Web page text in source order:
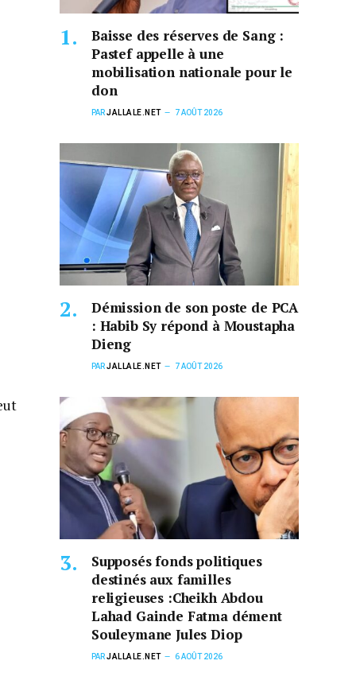
Baisse des réserves de Sang :
Pastef appelle à une
mobilisation nationale pour le
don
PARJALLALE.NET 7 AOÛT 2026
Démission de son poste de PCA
: Habib Sy répond à Moustapha
Dieng
PARJALLALE.NET 7 AOÛT 2026
Supposés fonds politiques
destinés aux familles
religieuses :Cheikh Abdou
Lahad Gainde Fatma dément
Souleymane Jules Diop
PARJALLALE.NET 6 AOÛT 2026